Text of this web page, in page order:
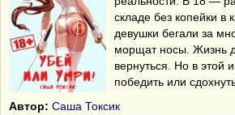
складе без копейки
девушки бегали за
морщат носы. Жизнь
вернуться. Но в этой
победить или
Автор: Саша Токсик